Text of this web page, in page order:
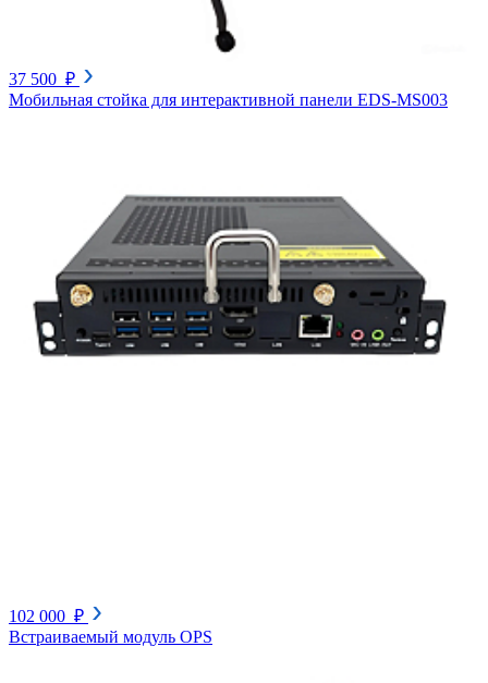
37 500 ₽
Мобильная стойка для интерактивной панели EDS-MS003
102 000 ₽
Встраиваемый модуль OPS